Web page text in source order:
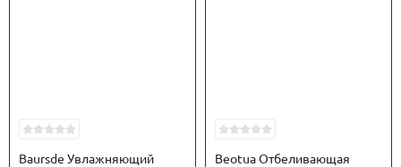
Baursde Увлажняющий
Beotua Отбеливающая